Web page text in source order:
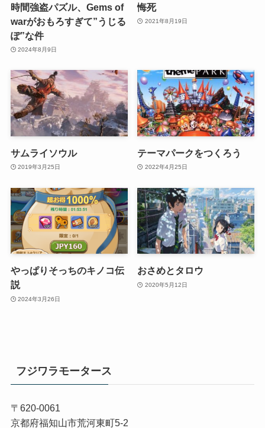
時間強盗パズル、Gems of
warがおもろすぎて”うじる
ぽ”な件
2024年8月9日
悔死
2021年8月19日
サムライソウル
2019年3月25日
テーマパークをつくろう
2022年4月25日
やっぱりそっちのキノコ伝
説
2024年3月26日
おさめとタロウ
2020年5月12日
フジワラモータース
〒620-0061
京都府福知山市荒河東町5-2